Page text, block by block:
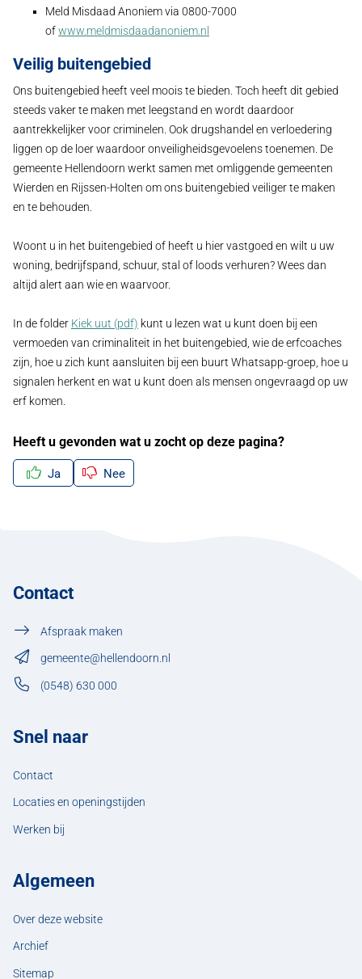
Meld Misdaad Anoniem via 0800-7000
ofwww.meldmisdaadanoniem.nl
Veilig buitengebied
Ons buitengebied heeft veel moois te bieden. Toch heeft dit gebied
steeds vaker te maken met leegstand en wordt daardoor
aantrekkelijker voor criminelen. Ook drugshandel en verloedering
liggen op de loer waardoor onveiligheidsgevoelens toenemen. De
gemeente Hellendoorn werkt samen met omliggende gemeenten
Wierden en Rijssen-Holten om ons buitengebied veiliger te maken
en te behouden.
Woont u in het buitengebied of heeft u hier vastgoed en wilt u uw
woning, bedrijfspand, schuur, stal of loods verhuren? Wees dan
altijd alert aan wie en waarvoor.
In de folder Kiek uut (pdf) kunt u lezen wat u kunt doen bij een
vermoeden van criminaliteit in het buitengebied, wie de erfcoaches
zijn, hoe u zich kunt aansluiten bij een buurt Whatsapp-groep, hoe u
signalen herkent en wat u kunt doen als mensen ongevraagd op uw
erf komen.
Heeft u gevonden wat u zocht op deze pagina?
Ja Nee
Contact
Afspraak maken
gemeente@hellendoorn.nl
(0548) 630 000
Snel naar
Contact
Locaties en openingstijden
Werken bij
Algemeen
Over deze website
Archief
Sitemap